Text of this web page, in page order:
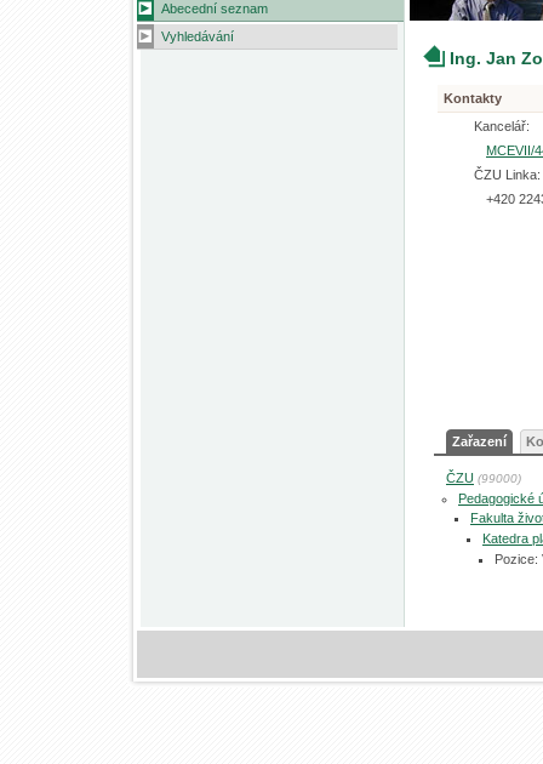
Abecední seznam
Vyhledávání
Ing. Jan
Kontakty
Kancelář:
MCEVII/
ČZU Linka:
+420
Zařazení
ČZU (99000)
Pedagogické
Fakulta
Katedra
Pozice: